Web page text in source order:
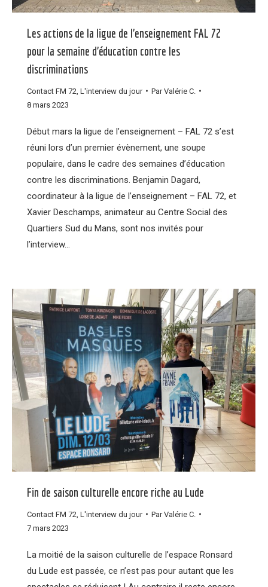
Les actions de la ligue de l’enseignement FAL 72
pour la semaine d’éducation contre les
discriminations
Contact FM 72 L'interview du jour ParValérie C.
8 mars 2023
Début mars la ligue de l’enseignement – FAL 72 s’est
réuni lors d’un premier évènement, une soupe
populaire, dans le cadre des semaines d’éducation
contre les discriminations. Benjamin Dagard,
coordinateur à la ligue de l’enseignement – FAL 72, et
Xavier Deschamps, animateur au Centre Social des
Quartiers Sud du Mans, sont nos invités pour
l’interview…
Fin de saison culturelle encore riche au Lude
Contact FM 72 L'interview du jour ParValérie C.
7 mars 2023
La moitié de la saison culturelle de l’espace Ronsard
du Lude est passée, ce n’est pas pour autant que les